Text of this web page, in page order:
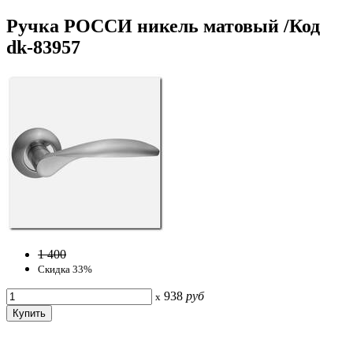
Ручка РОССИ никель матовый /Код
dk-83957
1 400
Скидка 33%
x 938 руб